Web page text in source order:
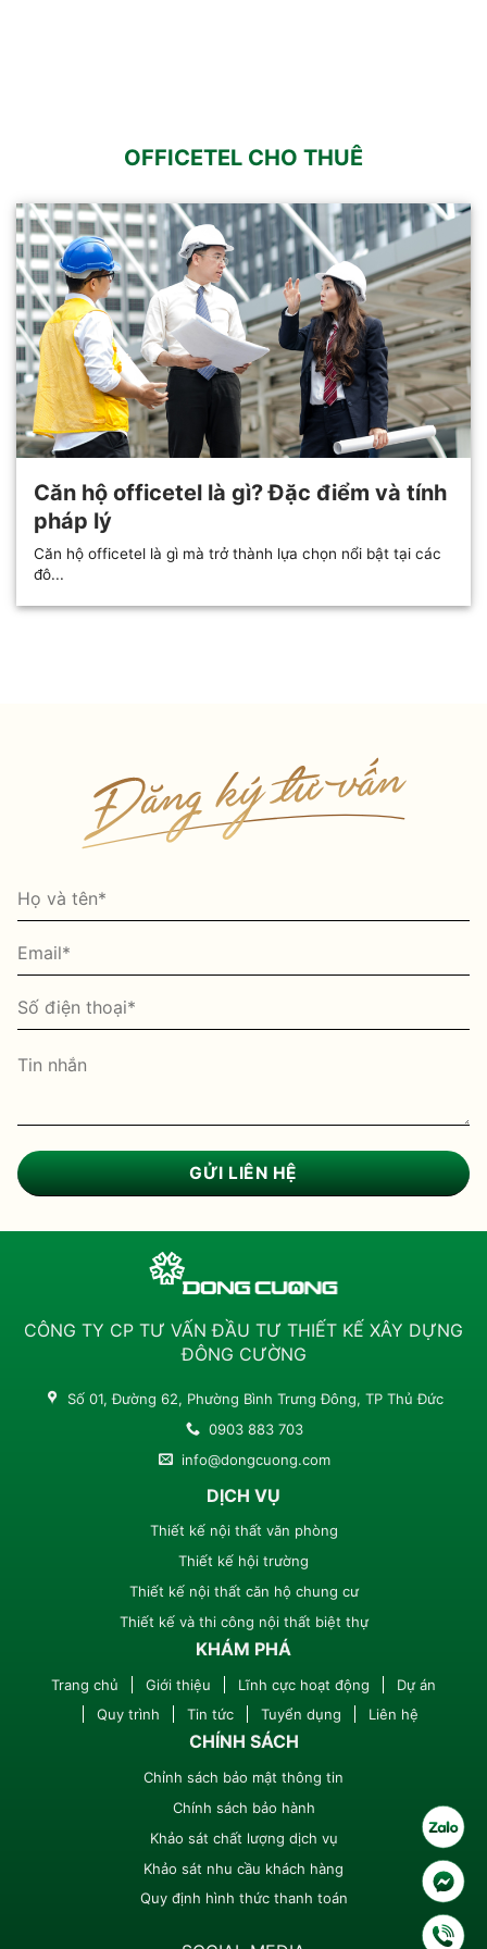
OFFICETEL CHO THUÊ
Căn hộ officetel là gì? Đặc điểm và tính
pháp lý
Căn hộ officetel là gì mà trở thành lựa chọn nổi bật tại các
đô...
CÔNG TY CP TƯ VẤN ĐẦU TƯ THIẾT KẾ XÂY DỰNG
ĐÔNG CƯỜNG
Số 01, Đường 62, Phường Bình Trưng Đông, TP Thủ Đức
0903 883 703
info@dongcuong.com
DỊCH VỤ
Thiết kế nội thất văn phòng
Thiết kế hội trường
Thiết kế nội thất căn hộ chung cư
Thiết kế và thi công nội thất biệt thự
KHÁM PHÁ
Trang chủ Giới thiệu Lĩnh cực hoạt động
Dự án
Quy trình
Tin tức Tuyển dụng Liên hệ
CHÍNH SÁCH
Chỉnh sách bảo mật thông tin
Chính sách bảo hành
Khảo sát chất lượng dịch vụ
Khảo sát nhu cầu khách hàng
Quy định hình thức thanh toán